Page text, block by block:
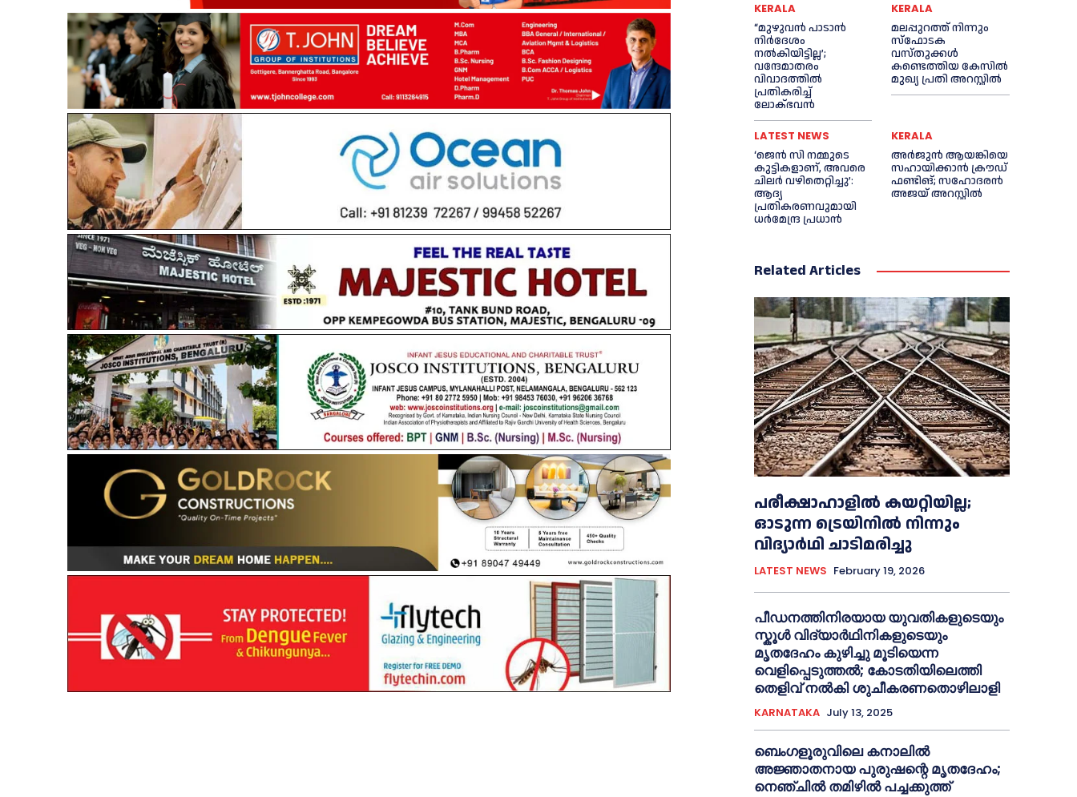
KERALA
“മുഴുവൻ പാടാൻ
നിര്‍ദേശം
നല്‍കിയിട്ടില്ല’;
വന്ദേമാതരം
വിവാദത്തില്‍
പ്രതികരിച്ച്‌
ലോക്ഭവൻ
KERALA
മലപ്പുറത്ത് നിന്നും
സ്ഫോടക
വസ്തുക്കള്‍
കണ്ടെത്തിയ കേസില്‍
മുഖ‍്യ പ്രതി അറസ്റ്റില്‍
LATEST NEWS
‘ജെൻ സി നമ്മുടെ
കുട്ടികളാണ്, അവരെ
ചിലര്‍ വഴിതെറ്റിച്ചു’:
ആദ്യ
പ്രതികരണവുമായി
ധര്‍മേന്ദ്ര പ്രധാൻ
KERALA
അര്‍ജുന്‍ ആയങ്കിയെ
സഹായിക്കാൻ ക്രൗഡ്
ഫണ്ടിങ്; സഹോദരന്‍
അജയ് അറസ്റ്റില്‍
Related Articles
പരീക്ഷാഹാളിൽ കയറ്റിയില്ല;
ഓടുന്ന ട്രെയിനിൽ നിന്നും
വിദ്യാർഥി ചാടിമരിച്ചു
LATEST NEWS February 19, 2026
പീഡനത്തിനിരയായ യുവതികളുടെയും
സ്കൂൾ വിദ്യാർഥിനികളുടെയും
മൃതദേഹം കുഴിച്ചു മൂടിയെന്ന
വെളിപ്പെടുത്തൽ; കോടതിയിലെത്തി
തെളിവ് നൽകി ശുചീകരണതൊഴിലാളി
KARNATAKA July 13, 2025
ബെംഗളൂരുവിലെ കനാലിൽ
അജ്ഞാതനായ പുരുഷന്റെ മൃതദേഹം;
നെഞ്ചിൽ തമിഴിൽ പച്ചക്കുത്ത്